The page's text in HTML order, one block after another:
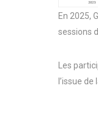
En 2025,
sessions
Les
l’issue